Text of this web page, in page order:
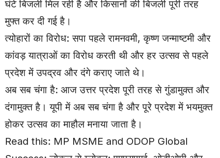
घंटे बिजली मिल रही है और किसानों की बिजली पूरी तरह
मुफ्त कर दी गई है।
त्योहारों का विरोध: सपा पहले रामनवमी, कृष्ण जन्माष्टमी और
कांवड़ यात्राओं का विरोध करती थी और हर उत्सव से पहले
प्रदेश में उपद्रव और दंगे कराए जाते थे।
अब सब चंगा है: आज उत्तर प्रदेश पूरी तरह से गुंडामुक्त और
दंगामुक्त है। यूपी में अब सब चंगा है और पूरे प्रदेश में भयमुक्त
होकर उत्सव का माहौल मनाया जाता है।
Read this: MP MSME and ODOP Global